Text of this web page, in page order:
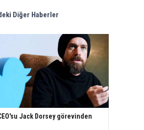
Diğer Haberler
Jack Dorsey görevinden